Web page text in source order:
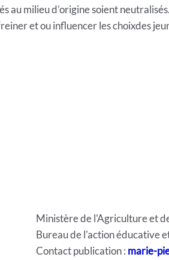
au milieu d’origine soient
et ou influencer les choixdes
Ministère de l'Agriculture et
Bureau de l'action éducative
Contact publication : marie-